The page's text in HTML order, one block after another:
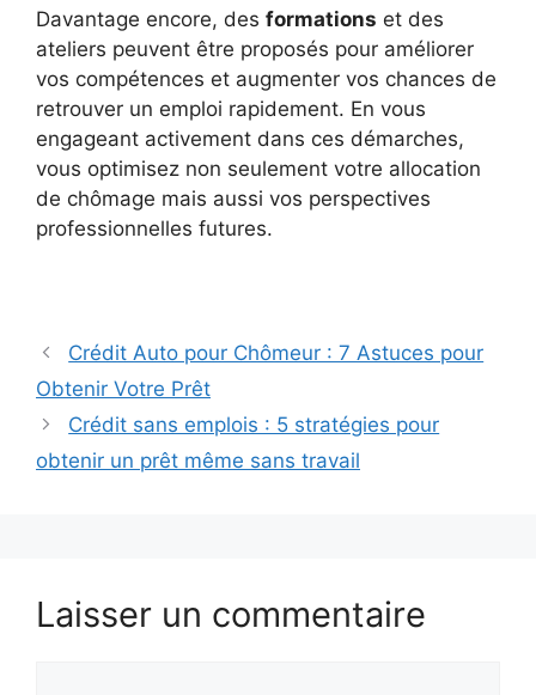
Davantage encore, des formations et des
ateliers peuvent être proposés pour améliorer
vos compétences et augmenter vos chances de
retrouver un emploi rapidement. En vous
engageant activement dans ces démarches,
vous optimisez non seulement votre allocation
de chômage mais aussi vos perspectives
professionnelles futures.
Crédit Auto pour Chômeur : 7 Astuces pour
Obtenir Votre Prêt
Crédit sans emplois : 5 stratégies pour
obtenir un prêt même sans travail
Laisser un commentaire